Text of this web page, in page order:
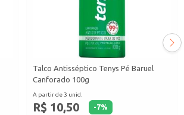
Talco Antisséptico Tenys Pé Baruel
Canforado 100g
A partir de 3 unid.
R$ 10,50 -7%